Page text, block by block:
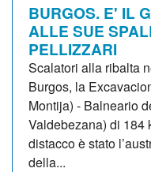
BURGOS. E' IL
ALLE SUE
PELLIZZARI
Scalatori alla ribalta
Burgos, la
Montija) - Balneario
Valdebezana) di 184
distacco è stato
della...